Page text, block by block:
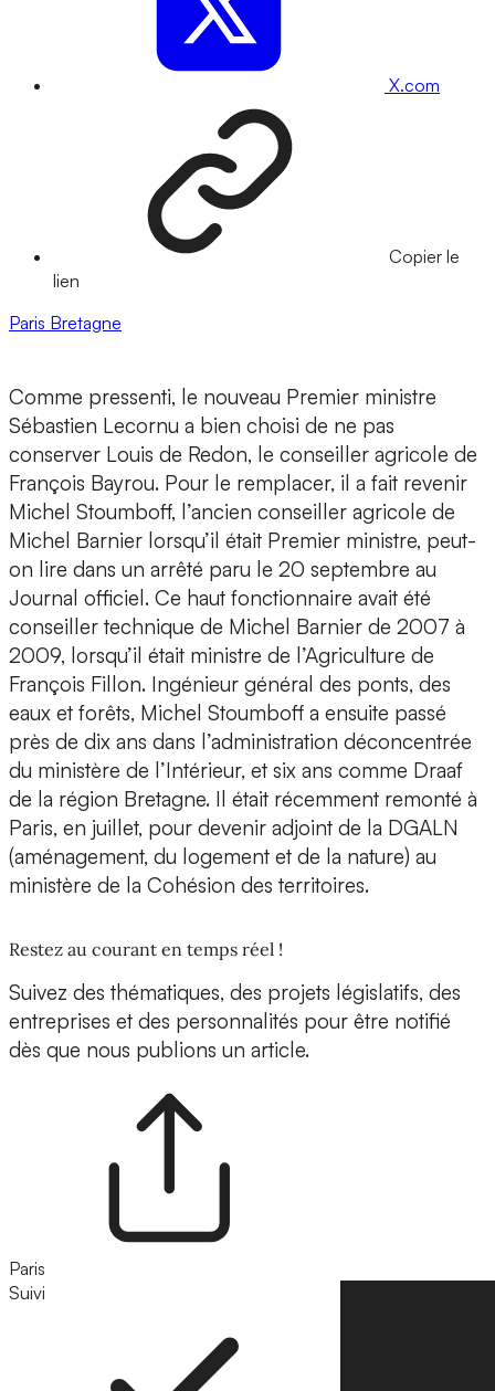
X.com
Copier le
lien
Paris Bretagne
Comme pressenti, le nouveau Premier ministre
Sébastien Lecornu a bien choisi de ne pas
conserver Louis de Redon, le conseiller agricole de
François Bayrou. Pour le remplacer, il a fait revenir
Michel Stoumboff, l’ancien conseiller agricole de
Michel Barnier lorsqu’il était Premier ministre, peut-
on lire dans un arrêté paru le 20 septembre au
Journal officiel. Ce haut fonctionnaire avait été
conseiller technique de Michel Barnier de 2007 à
2009, lorsqu’il était ministre de l’Agriculture de
François Fillon. Ingénieur général des ponts, des
eaux et forêts, Michel Stoumboff a ensuite passé
près de dix ans dans l’administration déconcentrée
du ministère de l’Intérieur, et six ans comme Draaf
de la région Bretagne. Il était récemment remonté à
Paris, en juillet, pour devenir adjoint de la DGALN
(aménagement, du logement et de la nature) au
ministère de la Cohésion des territoires.
Restez au courant en temps réel !
Suivez des thématiques, des projets législatifs, des
entreprises et des personnalités pour être notifié
dès que nous publions un article.
Paris
Suivi